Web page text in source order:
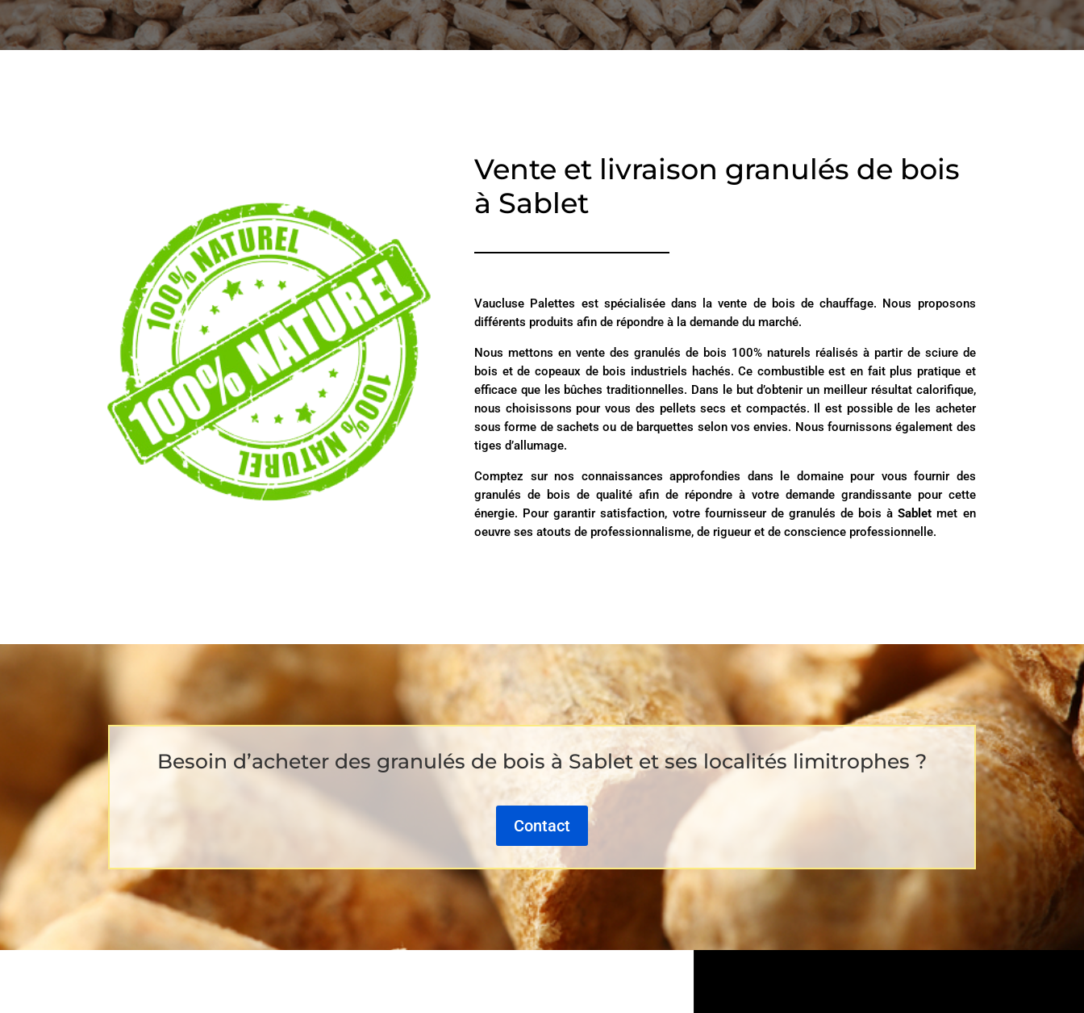
Vente et livraison granulés de bois
à Sablet
Vaucluse Palettes est spécialisée dans la vente de bois de chauffage. Nous proposons
différents produits afin de répondre à la demande du marché.
Nous mettons en vente des granulés de bois 100% naturels réalisés à partir de sciure de
bois et de copeaux de bois industriels hachés. Ce combustible est en fait plus pratique et
efficace que les bûches traditionnelles. Dans le but d’obtenir un meilleur résultat calorifique,
nous choisissons pour vous des pellets secs et compactés. Il est possible de les acheter
sous forme de sachets ou de barquettes selon vos envies. Nous fournissons également des
tiges d’allumage.
Comptez sur nos connaissances approfondies dans le domaine pour vous fournir des
granulés de bois de qualité afin de répondre à votre demande grandissante pour cette
énergie. Pour garantir satisfaction, votre fournisseur de granulés de bois àSablet met en
oeuvre ses atouts de professionnalisme, de rigueur et de conscience professionnelle.
Besoin d’acheter des granulés de bois à Sablet et ses localités limitrophes ?
Contact